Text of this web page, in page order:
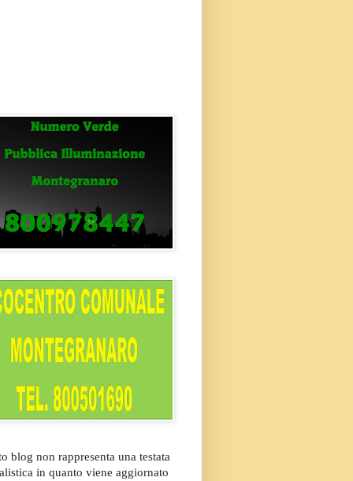
blog non rappresenta una testata
in quanto viene aggiornato